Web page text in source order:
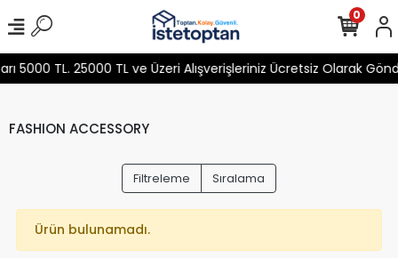
5000 TL. 25000 TL ve Üzeri Alışverişleriniz Ücretsiz Olarak
0
FASHION ACCESSORY
Filtreleme Sıralama
Ürün bulunamadı.